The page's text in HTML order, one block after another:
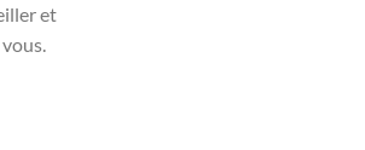
et